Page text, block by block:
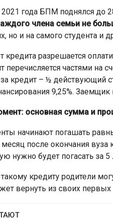
2021 года БПМ поднялся до
члена семьи не
но и на самого студента и
кредита разрешается
перечисляется частями на
за кредит – ½ действующий
9,25%. Заемщик
основная сумма и
начинают погашать
месяц после окончания
нужно будет погасать за 5
кредиту родители
вернуть из своих первых